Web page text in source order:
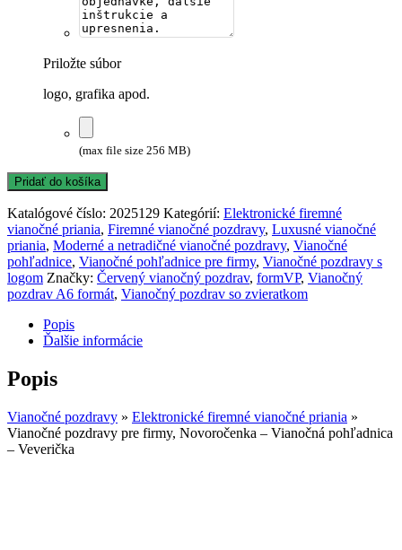
Priložte súbor
logo, grafika apod.
(max file size 256 MB)
Pridať do košíka
Katalógové číslo: 2025129 Kategórií: Elektronické firemné
vianočné priania, Firemné vianočné pozdravy, Luxusné vianočné
priania, Moderné a netradičné vianočné pozdravy, Vianočné
pohľadnice, Vianočné pohľadnice pre firmy, Vianočné pozdravy s
logom Značky: Červený vianočný pozdrav, formVP, Vianočný
pozdrav A6 formát, Vianočný pozdrav so zvieratkom
Popis
Ďalšie informácie
Popis
Vianočné pozdravy » Elektronické firemné vianočné priania »
Vianočné pozdravy pre firmy, Novoročenka – Vianočná pohľadnica
– Veverička